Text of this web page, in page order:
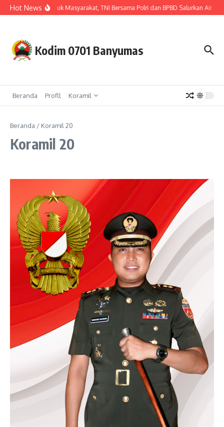
Lewati ke konten
Hot NewsHadir untuk Masyarakat, TNI Bersama Polri dan BPBD Salurkan Air
Kodim 0701 Banyumas
Beranda Profll Koramil
Beranda / Koramil 20
Koramil 20